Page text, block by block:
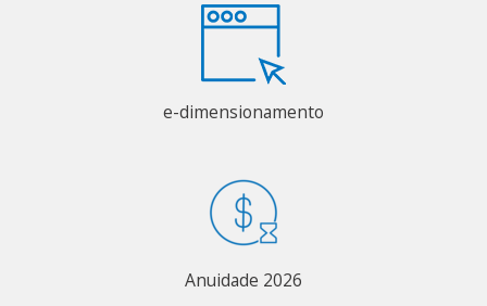
e-dimensionamento
Anuidade 2026